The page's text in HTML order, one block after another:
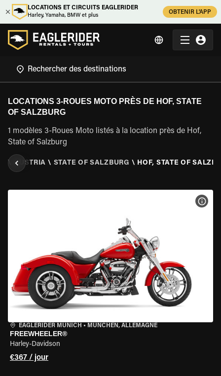
LOCATIONS ET CIRCUITS EAGLERIDER
Harley, Yamaha, BMW et plus
OBTENIR L'APP
LOCATIONS 3-ROUES MOTO PRÈS DE HOF, STATE
OF SALZBURG
1 modèles 3-Roues Moto listés à la location près de Hof,
State of Salzburg
\ AUSTRIA \ STATE OF SALZBURG \ HOF, STATE OF
EAGLERIDER MUNICH • MÜNCHEN, ALLEMAGNE
FREEWHEELER®
Harley-Davidson
€367 / jour